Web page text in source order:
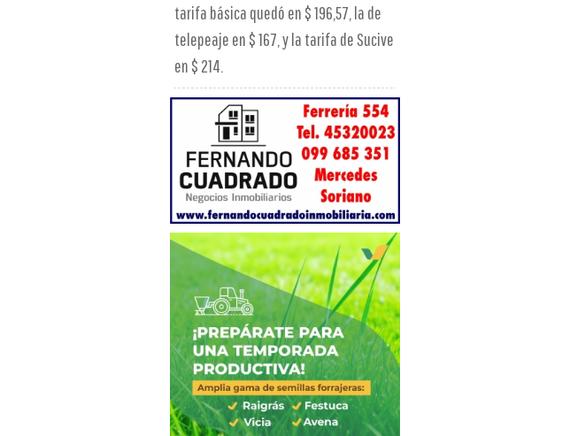
tarifa básica quedó en $ 196,57, la de
telepeaje en $ 167, y la tarifa de Sucive
en $ 214.